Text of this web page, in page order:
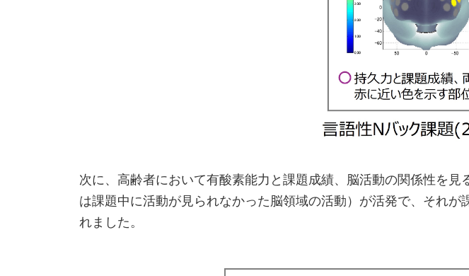
次に、高齢者において有酸素能力と課題成績、脳活動の関係性を
は課題中に活動が見られなかった脳領域の活動）が活発で、それ
れました。